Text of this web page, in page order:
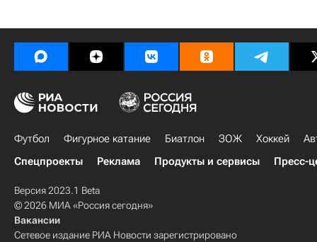
Футбол Фигурное катание Биатлон ЗОЖ Хоккей
Спецпроекты
Реклама Продукты и сервисы Пресс-
Версия 2023.1 Beta
© 2026 МИА «Россия сегодня»
Вакансии
Сетевое издание РИА Новости зарегистрировано